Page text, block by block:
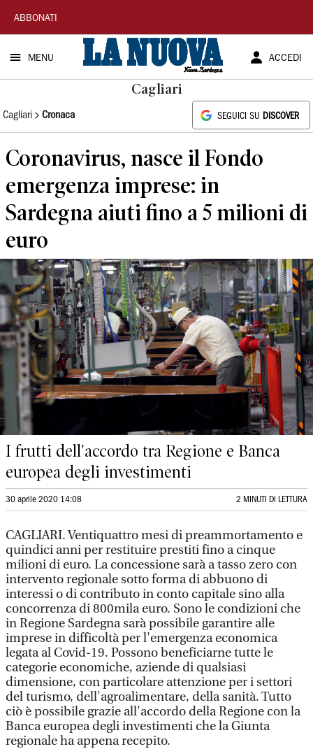
La
Nuova
Sardegna
ABBONATI
MENU ACCEDI
Cagliari
Cagliari Cronaca SEGUICI SU DISCOVER
Coronavirus, nasce il Fondo
emergenza imprese: in
Sardegna aiuti fino a 5 milioni di
euro
I frutti dell'accordo tra Regione e Banca
europea degli investimenti
30 aprile 2020 14:08 2 MINUTI DI LETTURA
CAGLIARI. Ventiquattro mesi di preammortamento e
quindici anni per restituire prestiti fino a cinque
milioni di euro. La concessione sarà a tasso zero con
intervento regionale sotto forma di abbuono di
interessi o di contributo in conto capitale sino alla
concorrenza di 800mila euro. Sono le condizioni che
in Regione Sardegna sarà possibile garantire alle
imprese in difficoltà per l'emergenza economica
legata al Covid-19. Possono beneficiarne tutte le
categorie economiche, aziende di qualsiasi
dimensione, con particolare attenzione per i settori
del turismo, dell'agroalimentare, della sanità. Tutto
ciò è possibile grazie all'accordo della Regione con la
Banca europea degli investimenti che la Giunta
regionale ha appena recepito.